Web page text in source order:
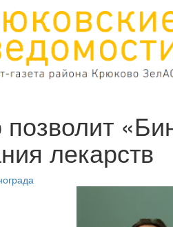
позволит
лекарств